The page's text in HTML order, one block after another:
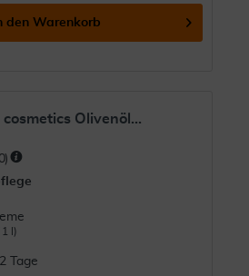
den Warenkorb
Olivenöl...
)
l)
Tage